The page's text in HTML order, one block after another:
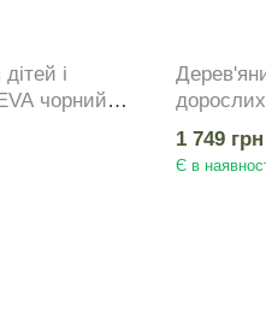
і
чорний
1 749 грн
Є в